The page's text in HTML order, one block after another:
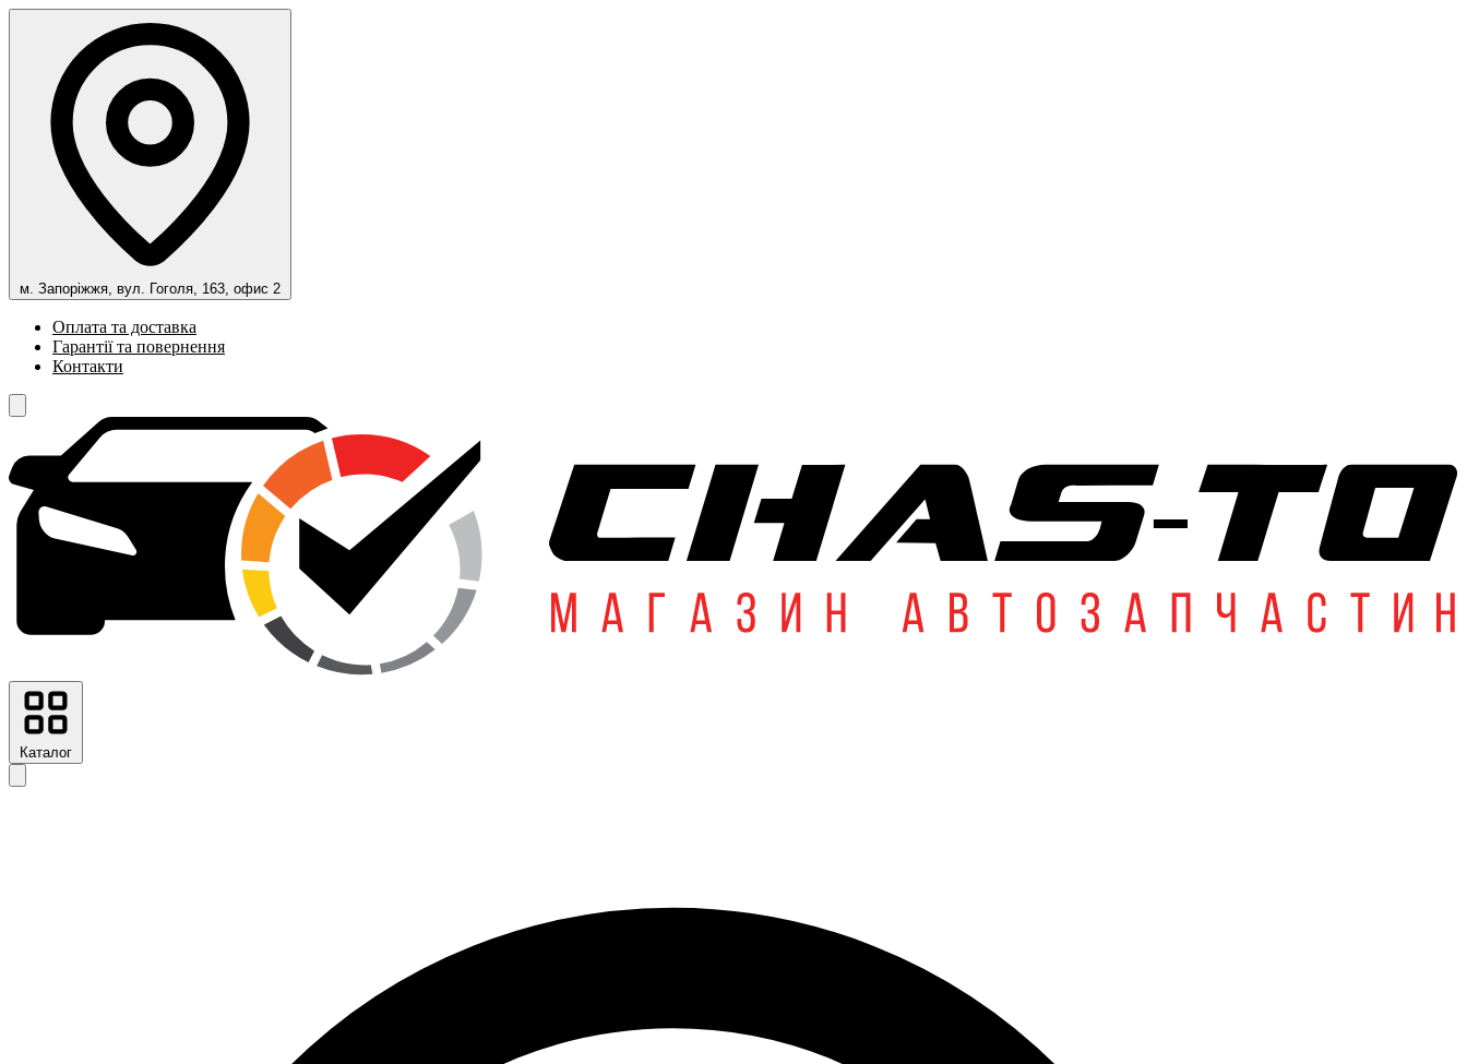
м. Запоріжжя, вул. Гоголя, 163, офис 2
Оплата та доставка
Гарантії та повернення
Контакти
Каталог